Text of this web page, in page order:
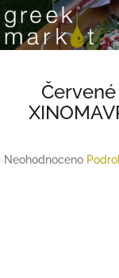
na
obsah
Průměrné
Neohodnoceno